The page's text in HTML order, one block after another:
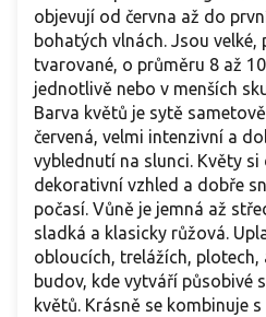
objevují od června až do
bohatých vlnách. Jsou velké,
tvarované, o průměru 8 až
jednotlivě nebo v menších
Barva květů je sytě
červená, velmi intenzivní a
vyblednutí na slunci. Květy
dekorativní vzhled a dobře
počasí. Vůně je jemná až
sladká a klasicky růžová.
obloucích, trelážích, plotech,
budov, kde vytváří působivé
květů. Krásně se kombinuje